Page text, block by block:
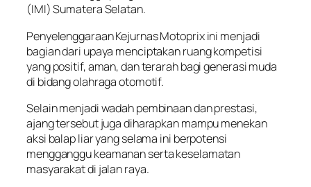
(IMI) Sumatera Selatan.
Penyelenggaraan Kejurnas Motoprix ini menjadi
bagian dari upaya menciptakan ruang kompetisi
yang positif, aman, dan terarah bagi generasi muda
di bidang olahraga otomotif.
Selain menjadi wadah pembinaan dan prestasi,
ajang tersebut juga diharapkan mampu menekan
aksi balap liar yang selama ini berpotensi
mengganggu keamanan serta keselamatan
masyarakat di jalan raya.